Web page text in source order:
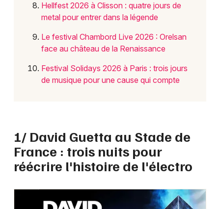
Hellfest 2026 à Clisson : quatre jours de
metal pour entrer dans la légende
Le festival Chambord Live 2026 : Orelsan
face au château de la Renaissance
Festival Solidays 2026 à Paris : trois jours
de musique pour une cause qui compte
1/ David Guetta au Stade de
France : trois nuits pour
réécrire l'histoire de l'électro